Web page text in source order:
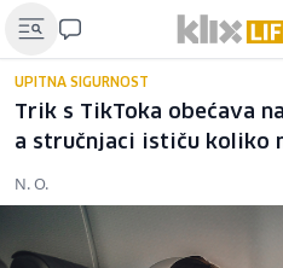
UPITNA SIGURNOST
Trik s TikToka obećava
a stručnjaci ističu koliko
N. O.